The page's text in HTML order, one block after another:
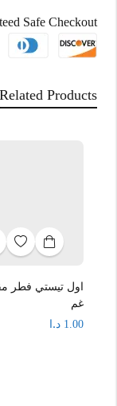
Safe Checkout:
Related Products
غم
1.00 د.ا